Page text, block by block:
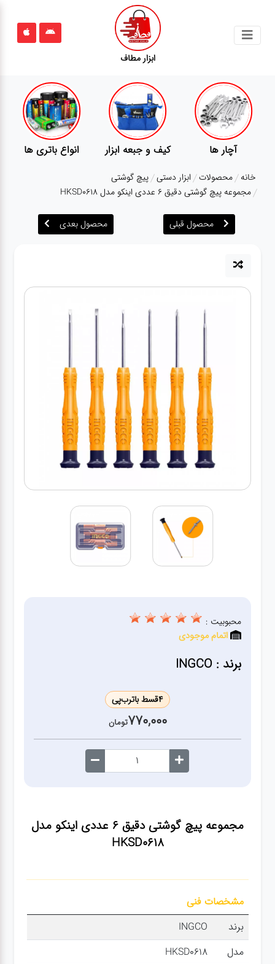
ابزار مطاف
محصولات
قوانین
سایت
درباره
کارواش
ابزار
بادی
صفحه
آچار ها
کیف و
جبعه
ابزار
پمپ تجهیزات کمپ گجت
خانه محصولات ابزار دستی پیچ گوشتی
مجموعه پیچ گوشتی دقیق 6 عددی اینکو مدل HKSD0618
محصول قبلی محصول بعدی
مجموعه پیچ گوشتی دقیق 6 عددی اینکو مدل
HKSD0618
مشخصات فنی
برند
INGCO
مدل
HKSD0618
محبوبیت :
اتمام موجودی
برند : INGCO
4قسط باترب‌پی
770,000تومان